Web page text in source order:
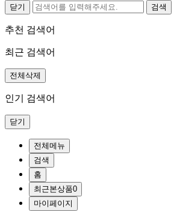
닫기
추천 검색어
최근 검색어
전체삭제
인기 검색어
닫기
전체메뉴
검색
홈
최근본상품0
마이페이지